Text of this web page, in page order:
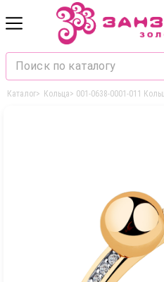
Каталог> Кольца> 001-0638-0001-011